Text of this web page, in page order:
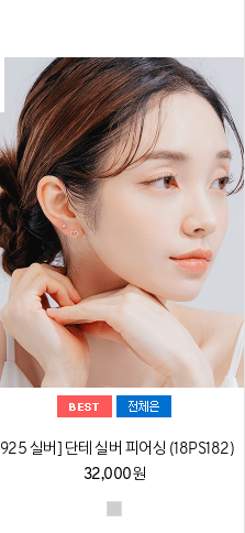
[925 실버] 단테 실버 피어싱 (18PS182)
32,000원